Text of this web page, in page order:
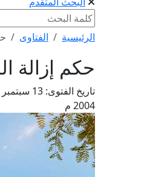
الرئيسية الفتاوى
حكم إزالة
تاريخ الفتوى:
13 سبتمبر
2004 م